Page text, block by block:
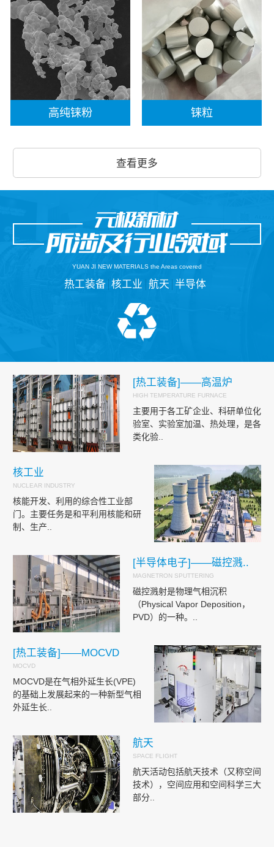
高纯铼粉 铼粒
查看更多
YUAN JI NEW MATERIALS the Areas covered
热工装备 核工业 航天 半导体
[热工装备]——高温炉
HIGH TEMPERATURE FURNACE
主要用于各工矿企业、科研单位化
验室、实验室加温、热处理，是各
类化验..
核工业
NUCLEAR INDUSTRY
核能开发、利用的综合性工业部
门。主要任务是和平利用核能和研
制、生产..
[半导体电子]——磁控溅..
MAGNETRON SPUTTERING
磁控溅射是物理气相沉积
（Physical Vapor Deposition，
PVD）的一种。..
[热工装备]——MOCVD
MOCVD
MOCVD是在气相外延生长(VPE)
的基础上发展起来的一种新型气相
外延生长..
航天
SPACE FLIGHT
航天活动包括航天技术（又称空间
技术），空间应用和空间科学三大
部分..